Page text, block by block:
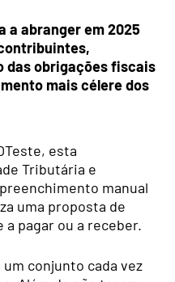
a abranger em 2025
das obrigações fiscais
mais célere dos
esta
Tributária e
manual
uma proposta de
pagar ou a receber.
um conjunto cada vez